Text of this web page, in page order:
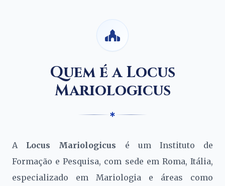
Quem é a Locus
Mariologicus
A Locus Mariologicus é um Instituto de
Formação e Pesquisa, com sede em Roma, Itália,
especializado em Mariologia e áreas como